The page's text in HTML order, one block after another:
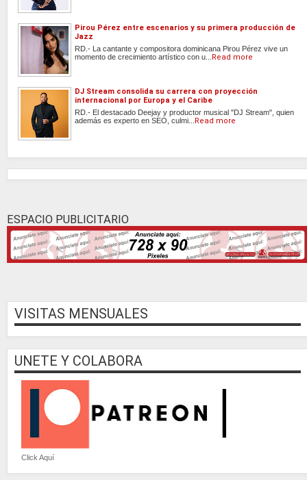
Pirou Pérez entre escenarios y su primera producción de
Jazz
RD.- La cantante y compositora dominicana Pirou Pérez vive un
momento de crecimiento artístico con u... Read more
DJ Stream consolida su carrera con proyección
internacional por Europa y el Caribe
RD.- El destacado Deejay y productor musical "DJ Stream", quien
además es experto en SEO, culmi... Read more
ESPACIO PUBLICITARIO
VISITAS MENSUALES
UNETE Y COLABORA
Click Aquí